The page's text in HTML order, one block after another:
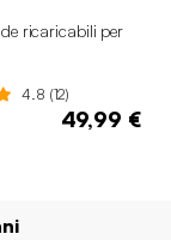
ricaricabili per
4.8 (12)
49,99 €